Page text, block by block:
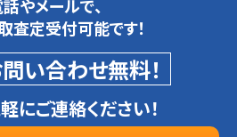
やメールで、
査定受付可能です！
い合わせ無料！
にご連絡ください！